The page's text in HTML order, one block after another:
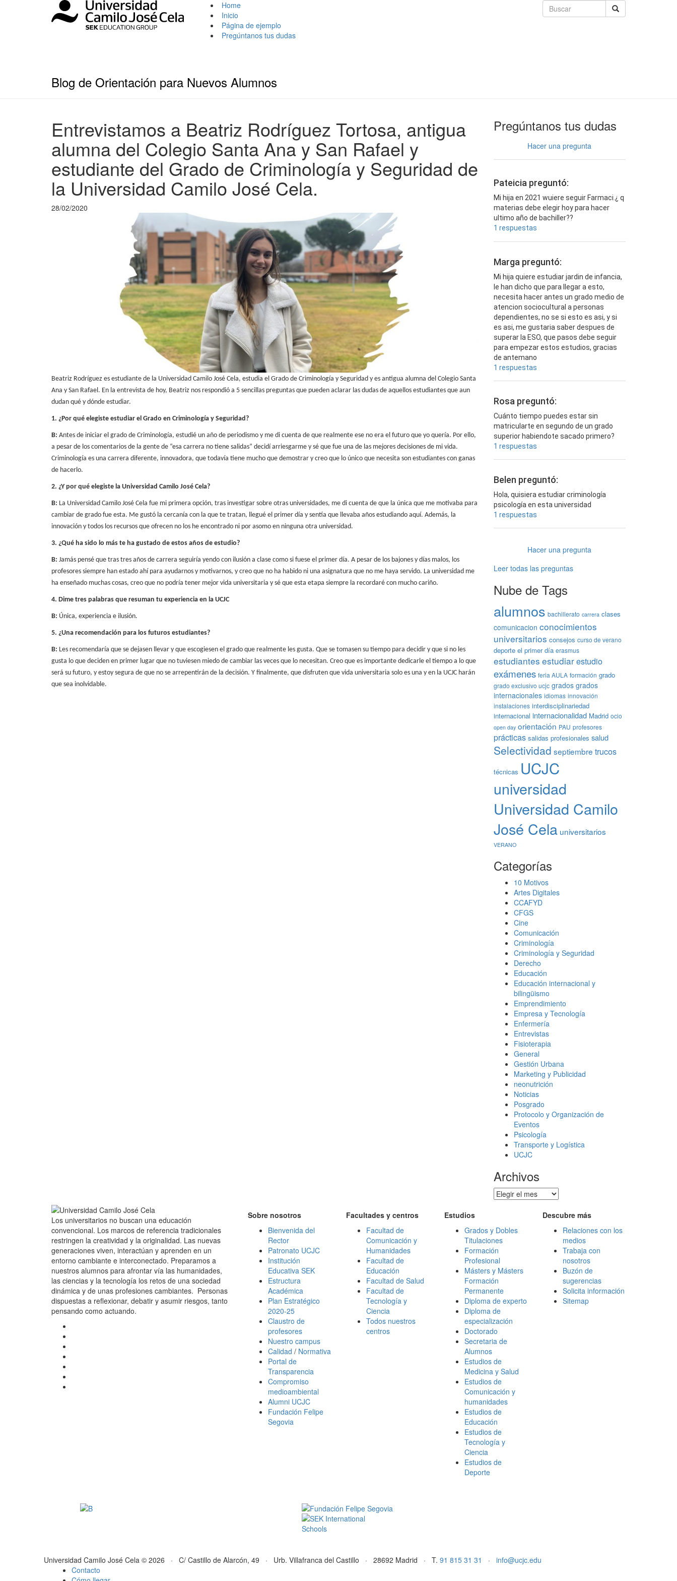
Home
Inicio
Página de ejemplo
Pregúntanos tus dudas
Blog de Orientación para Nuevos Alumnos
Entrevistamos a Beatriz Rodríguez Tortosa, antigua
alumna del Colegio Santa Ana y San Rafael y
estudiante del Grado de Criminología y Seguridad de
la Universidad Camilo José Cela.
28/02/2020
Beatriz Rodríguez es estudiante de la Universidad Camilo José Cela, estudia el Grado de Criminología y Seguridad y es antigua alumna del Colegio Santa
Ana y San Rafael. En la entrevista de hoy, Beatriz nos respondió a 5 sencillas preguntas que pueden aclarar las dudas de aquellos estudiantes que aun
dudan qué y dónde estudiar.
1. ¿Por qué elegiste estudiar el Grado en Criminología y Seguridad?
B: Antes de iniciar el grado de Criminología, estudié un año de periodismo y me di cuenta de que realmente ese no era el futuro que yo quería. Por ello,
a pesar de los comentarios de la gente de “esa carrera no tiene salidas” decidí arriesgarme y sé que fue una de las mejores decisiones de mi vida.
Criminología es una carrera diferente, innovadora, que todavía tiene mucho que demostrar y creo que lo único que necesita son estudiantes con ganas
de hacerlo.
2. ¿Y por qué elegiste la Universidad Camilo José Cela?
B: La Universidad Camilo José Cela fue mi primera opción, tras investigar sobre otras universidades, me di cuenta de que la única que me motivaba para
cambiar de grado fue esta. Me gustó la cercanía con la que te tratan, llegué el primer día y sentía que llevaba años estudiando aquí. Además, la
innovación y todos los recursos que ofrecen no los he encontrado ni por asomo en ninguna otra universidad.
3. ¿Qué ha sido lo más te ha gustado de estos años de estudio?
B: Jamás pensé que tras tres años de carrera seguiría yendo con ilusión a clase como si fuese el primer día. A pesar de los bajones y días malos, los
profesores siempre han estado ahí para ayudarnos y motivarnos, y creo que no ha habido ni una asignatura que no me haya servido. La universidad me
ha enseñado muchas cosas, creo que no podría tener mejor vida universitaria y sé que esta etapa siempre la recordaré con mucho cariño.
4. Dime tres palabras que resuman tu experiencia en la UCJC
B: Única, experiencia e ilusión.
5. ¿Una recomendación para los futuros estudiantes?
B: Les recomendaría que se dejasen llevar y que escogiesen el grado que realmente les gusta. Que se tomasen su tiempo para decidir y que si no les
gusta lo que deciden en primer lugar que no tuviesen miedo de cambiar las veces que lo necesitan. Creo que es importante dedicarle el tiempo a lo que
será su futuro, y estoy segura de que no se arrepentirán de la decisión. Y finalmente, que disfruten que vida universitaria solo es una y en la UCJC harán
que sea inolvidable.
Pregúntanos tus dudas
Hacer una pregunta
Pateicia preguntó:
Mi hija en 2021 wuiere seguir Farmaci.¿ q
materias debe elegir hoy para hacer
ultimo año de bachiller??
1 respuestas
Marga preguntó:
Mi hija quiere estudiar jardin de infancia,
le han dicho que para llegar a esto,
necesita hacer antes un grado medio de
atencion sociocultural a personas
dependientes, no se si esto es asi, y si
es asi, me gustaria saber despues de
superar la ESO, que pasos debe seguir
para empezar estos estudios, gracias
de antemano
1 respuestas
Rosa preguntó:
Cuánto tiempo puedes estar sin
matricularte en segundo de un grado
superior habiendote sacado primero?
1 respuestas
Belen preguntó:
Hola, quisiera estudiar criminología
psicología en esta universidad
1 respuestas
Hacer una pregunta
Leer todas las preguntas
Nube de Tags
alumnos bachillerato carrera clases
comunicacion conocimientos
universitarios consejos curso de verano
deporte el primer día erasmus
estudiantes estudiarestudio
exámenes feria AULA formación grado
grado exclusivo ucjc grados grados
internacionales idiomas innovación
instalaciones interdisciplinariedad
internacional internacionalidad Madrid ocio
open day orientación PAU profesores
prácticas salidas profesionales salud
Selectividad septiembre trucos
técnicas UCJC
universidad
Universidad Camilo
José Cela universitarios
VERANO
Categorías
10 Motivos
Artes Digitales
CCAFYD
CFGS
Cine
Comunicación
Criminología
Criminología y Seguridad
Derecho
Educación
Educación internacional y
bilingüismo
Emprendimiento
Empresa y Tecnología
Enfermería
Entrevistas
Fisioterapia
General
Gestión Urbana
Marketing y Publicidad
neonutrición
Noticias
Posgrado
Protocolo y Organización de
Eventos
Psicología
Transporte y Logística
UCJC
Archivos
Archivos
Los universitarios no buscan una educación
convencional. Los marcos de referencia tradicionales
restringen la creatividad y la originalidad. Las nuevas
generaciones viven, interactúan y aprenden en un
entorno cambiante e interconectado. Preparamos a
nuestros alumnos para afrontar vía las humanidades,
las ciencias y la tecnología los retos de una sociedad
dinámica y de unas profesiones cambiantes. Personas
dispuestas a reflexionar, debatir y asumir riesgos, tanto
pensando como actuando.
Sobre nosotros
Bienvenida del
Rector
Patronato UCJC
Institución
Educativa SEK
Estructura
Académica
Plan Estratégico
2020-25
Claustro de
profesores
Nuestro campus
Calidad / Normativa
Portal de
Transparencia
Compromiso
medioambiental
Alumni UCJC
Fundación Felipe
Segovia
Facultades y centros
Facultad de
Comunicación y
Humanidades
Facultad de
Educación
Facultad de Salud
Facultad de
Tecnología y
Ciencia
Todos nuestros
centros
Estudios
Grados y Dobles
Titulaciones
Formación
Profesional
Másters y Másters
Formación
Permanente
Diploma de experto
Diploma de
especialización
Doctorado
Secretaria de
Alumnos
Estudios de
Medicina y Salud
Estudios de
Comunicación y
humanidades
Estudios de
Educación
Estudios de
Tecnología y
Ciencia
Estudios de
Deporte
Descubre más
Relaciones con los
medios
Trabaja con
nosotros
Buzón de
sugerencias
Solicita información
Sitemap
Universidad Camilo José Cela © 2026 · C/ Castillo de Alarcón, 49 · Urb. Villafranca del Castillo · 28692 Madrid · T. 91 815 31 31 · info@ucjc.edu
Contacto